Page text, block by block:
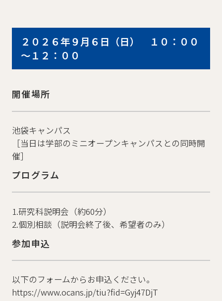
２０２６年９月６日（日） １０：００
～１２：００
開催場所
池袋キャンパス
［当日は学部のミニオープンキャンパスとの同時開
催］
プログラム
1.研究科説明会（約60分）
2.個別相談（説明会終了後、希望者のみ）
参加申込
以下のフォームからお申込ください。
https://www.ocans.jp/tiu?fid=Gyj47DjT